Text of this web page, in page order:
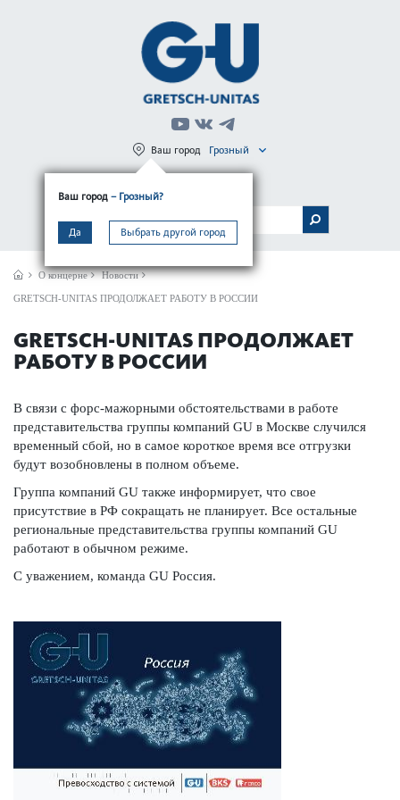
Ваш город – Грозный?
Да Выбрать другой город
Ваш город Грозный
МЕНЮ
О концерне Новости
GRETSCH-UNITAS ПРОДОЛЖАЕТ РАБОТУ В РОССИИ
GRETSCH-UNITAS ПРОДОЛЖАЕТ
РАБОТУ В РОССИИ
В связи с форс-мажорными обстоятельствами в работе
представительства группы компаний GU в Москве случился
временный сбой, но в самое короткое время все отгрузки
будут возобновлены в полном объеме.
Группа компаний GU также информирует, что свое
присутствие в РФ сокращать не планирует. Все остальные
региональные представительства группы компаний GU
работают в обычном режиме.
С уважением, команда GU Россия.